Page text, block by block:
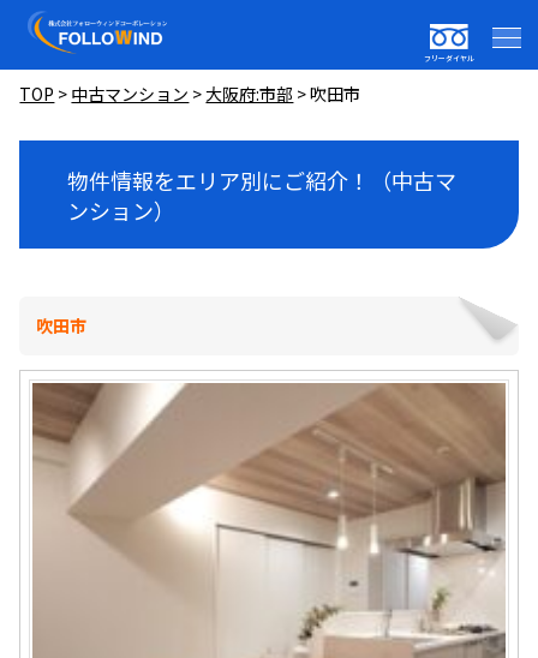
フリーダイヤル
TOP > 中古マンション >大阪府:市部 >吹田市
物件情報をエリア別にご紹介！（中古マ
ンション）
吹田市